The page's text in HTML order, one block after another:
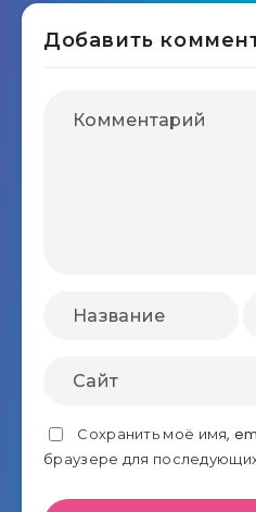
Добавить
Сохранить моё имя,
браузере для